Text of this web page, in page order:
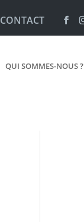
CONTACT
QUI SOMMES-NOUS ?